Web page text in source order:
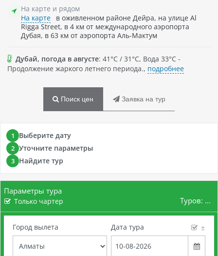
На карте и рядом
На карте
в oживленном районе Дейра, на улице Al
Rigga Street, в 4 км от международного аэропорта
Дубая, в 63 км от аэропорта Аль-Мактум
Дубай, погода в августе: 41°C / 31°C, Вода 33°C -
Продолжение жаркого летнего периода., подробнее
Поиск цен Заявка на тур
1 Выберите дату
2 Уточните параметры
3 Найдите тур
Параметры тура
Только чартер Туров: ...
Город вылета Дата тура ±